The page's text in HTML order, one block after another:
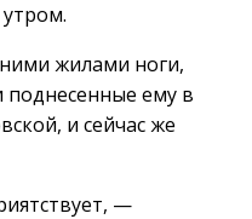
жилами ноги,
поднесенные ему в
и сейчас же
—